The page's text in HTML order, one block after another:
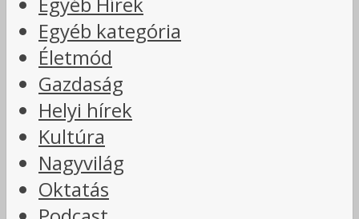
Egyéb kategória
Életmód
Gazdaság
Helyi hírek
Kultúra
Nagyvilág
Oktatás